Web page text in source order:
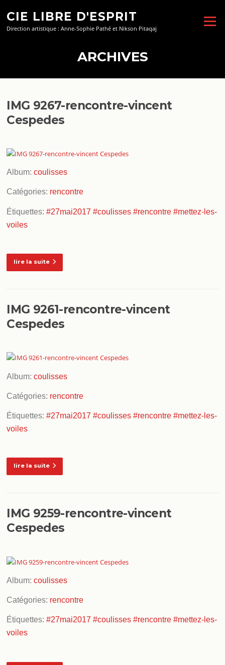
contenu
CIE LIBRE D'ESPRIT
Direction artistique : Anne-Sophie Pathé et Nikson Pitaqaj
Menu
ARCHIVES
IMG 9267-rencontre-vincent
Cespedes
Album: coulisses
Catégories: rencontre
Étiquettes: #27mai2017 #coulisses #rencontre #mettez-les-
voiles
lire la suite
IMG 9261-rencontre-vincent
Cespedes
Album: coulisses
Catégories: rencontre
Étiquettes: #27mai2017 #coulisses #rencontre #mettez-les-
voiles
lire la suite
IMG 9259-rencontre-vincent
Cespedes
Album: coulisses
Catégories: rencontre
Étiquettes: #27mai2017 #coulisses #rencontre #mettez-les-
voiles